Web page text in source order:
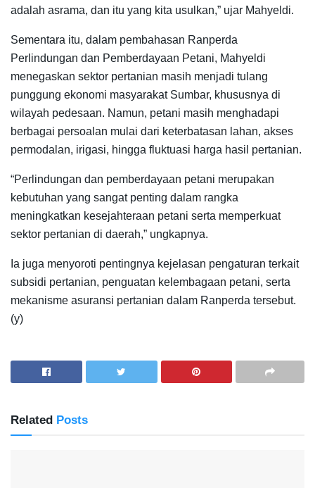
adalah asrama, dan itu yang kita usulkan,” ujar Mahyeldi.
Sementara itu, dalam pembahasan Ranperda
Perlindungan dan Pemberdayaan Petani, Mahyeldi
menegaskan sektor pertanian masih menjadi tulang
punggung ekonomi masyarakat Sumbar, khususnya di
wilayah pedesaan. Namun, petani masih menghadapi
berbagai persoalan mulai dari keterbatasan lahan, akses
permodalan, irigasi, hingga fluktuasi harga hasil pertanian.
“Perlindungan dan pemberdayaan petani merupakan
kebutuhan yang sangat penting dalam rangka
meningkatkan kesejahteraan petani serta memperkuat
sektor pertanian di daerah,” ungkapnya.
Ia juga menyoroti pentingnya kejelasan pengaturan terkait
subsidi pertanian, penguatan kelembagaan petani, serta
mekanisme asuransi pertanian dalam Ranperda tersebut.
(y)
Related Posts